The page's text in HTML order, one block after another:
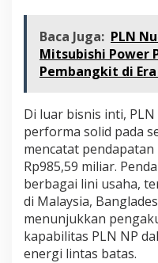
Baca Juga: PLN
Mitsubishi Power
Pembangkit di
Di luar bisnis inti,
performa solid pada
mencatat
Rp985,59 miliar.
berbagai lini usaha,
di Malaysia,
menunjukkan
kapabilitas PLN NP
energi lintas batas.